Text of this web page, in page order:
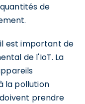
de
est important de
de l'IoT. La
la pollution
prendre